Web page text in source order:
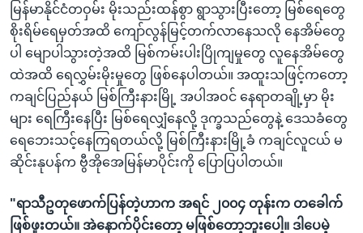
မြန်မာနိုင်ငံတဝှမ်း မိုးသည်းထန်စွာ ရွာသွားပြီးတော့ မြစ်ရေတွေ
စိုးရိမ်ရေမှတ်အထိ ကျော်လွန်မြင့်တက်လာနေသလို နေအိမ်တွေ
ပါ မျောပါသွားတဲ့အထိ မြစ်ကမ်းပါးပြိုကျမှုတွေ လူနေအိမ်တွေ
ထဲအထိ ရေလွှမ်းမိုးမှုတွေ ဖြစ်နေပါတယ်။ အထူးသဖြင့်ကတော့
ကချင်ပြည်နယ် မြစ်ကြီးနားမြို့ အပါအဝင် နေရာတချို့မှာ မိုး
များ ရေကြီးနေပြီး မြစ်ရေလျှံနေလို့ ဒုက္ခသည်တွေနဲ့ ဒေသခံတွေ
ရေဘေးသင့်နေကြရတယ်လို့ မြစ်ကြီးနားမြို့ခံ ကချင်လူငယ် မ
ဆိုင်းနုပန်က ဗွီအိုအေမြန်မာပိုင်းကို ပြောပြပါတယ်။
"ရာသီဥတုဖောက်ပြန်တဲ့ဟာက အရင် ၂၀၀၄ တုန်းက တခေါက်
ဖြစ်ဖူးတယ်။ အဲနောက်ပိုင်းတော့ မဖြစ်တော့ဘူးပေါ့။ ဒါပေမဲ့